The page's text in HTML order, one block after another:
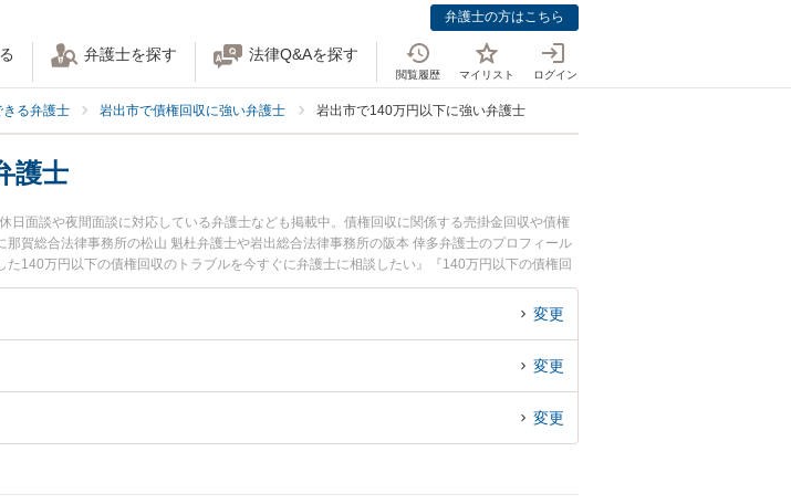
弁護士の方はこちら
弁護士を探す 法律Q&Aを探す
閲覧履歴 マイリスト ログイン
る弁護士 岩出市で債権回収に強い弁護士 岩出市で140万円以下に強い弁護士
護士
面談や夜間面談に対応している弁護士なども掲載中。債権回収に関係する売掛金回収や債権
賀総合法律事務所の松山 魁杜弁護士や岩出総合法律事務所の阪本 倖多弁護士のプロフィール
140万円以下の債権回収のトラブルを今すぐに弁護士に相談したい』『140万円以下の債権回
円以下の債権回収を法律相談できる岩出市内の弁護士に相談予約したい』などでお困りの相談
変更
変更
変更